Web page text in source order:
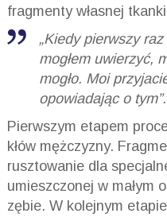
fragmenty własnej
„Kiedy pierwszy raz
mogłem uwierzyć,
mogło. Moi
opowiadając o tym”.
Pierwszym etapem
kłów mężczyzny.
rusztowanie dla
umieszczonej w małym
zębie. W kolejnym